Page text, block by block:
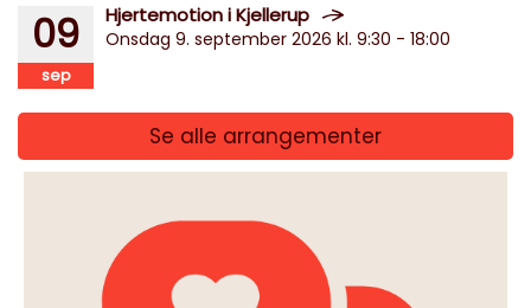
09
sep
Hjertemotion i Kjellerup
Onsdag 9. september 2026 kl. 9:30 - 18:00
Se alle arrangementer